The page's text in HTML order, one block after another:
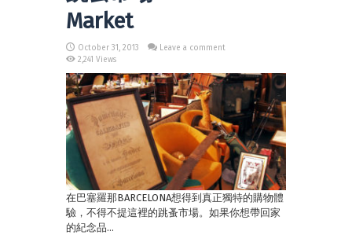
Market
October 31, 2013
Leave a comment
2,241 Views
在巴塞羅那BARCELONA想得到真正獨特的購物體
驗，不得不提這裡的跳蚤市場。如果你想帶回家
的紀念品...